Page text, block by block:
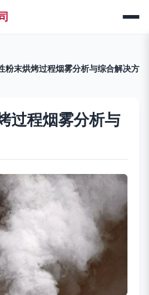
粉末烘烤过程烟雾分析与综合解决方
过程烟雾分析与